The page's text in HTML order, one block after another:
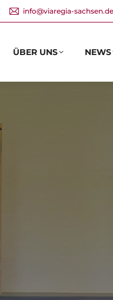
info@viaregia-sachsen.de
ÜBER UNS NEWS